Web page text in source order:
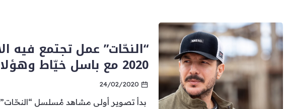
“النحّات” عمل تجتمع فيه
2020 مع باسل خيّاط وهؤلاء النجوم
24/02/2020
بدأ تصوير أولى مشاهد مُسلسل “النحّات”